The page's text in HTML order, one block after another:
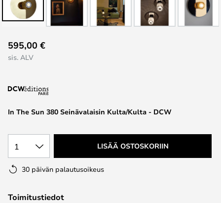
to
the
of
images
In The Sun 380 Seinävalaisin Kulta/Kulta - DCW
595,00 €
sis. ALV
1 LISÄÄ OSTOSKORIIN
30 päivän palautusoikeus
Toimitustiedot